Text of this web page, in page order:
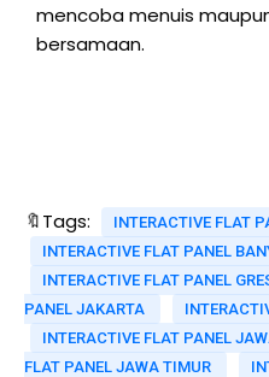
mencoba menuis
bersamaan.
🔖Tags:
INTERACTIVE FLAT
INTERACTIVE FLAT PANEL
INTERACTIVE FLAT PANEL
PANEL JAKARTA
INTERACTIVE FLAT PANEL
FLAT PANEL JAWA TIMUR